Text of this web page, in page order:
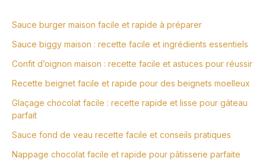
Sauce burger maison facile et rapide à préparer
Sauce biggy maison : recette facile et ingrédients essentiels
Confit d’oignon maison : recette facile et astuces pour réussir
Recette beignet facile et rapide pour des beignets moelleux
Glaçage chocolat facile : recette rapide et lisse pour gâteau
parfait
Sauce fond de veau recette facile et conseils pratiques
Nappage chocolat facile et rapide pour pâtisserie parfaite